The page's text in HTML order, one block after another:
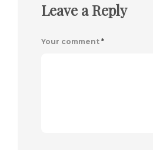
Leave a Reply
Your comment *